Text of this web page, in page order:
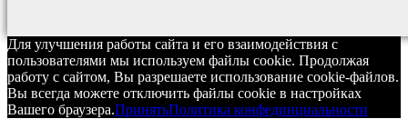
Для улучшения работы сайта и его взаимодействия с
пользователями мы используем файлы cookie. Продолжая
работу с сайтом, Вы разрешаете использование cookie-файлов.
Вы всегда можете отключить файлы cookie в настройках
Вашего браузера.ПринятьПолитика конфединциальности